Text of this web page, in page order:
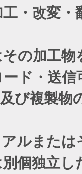
・改変
の加工物
ド・送信
び複製物
または
個独立